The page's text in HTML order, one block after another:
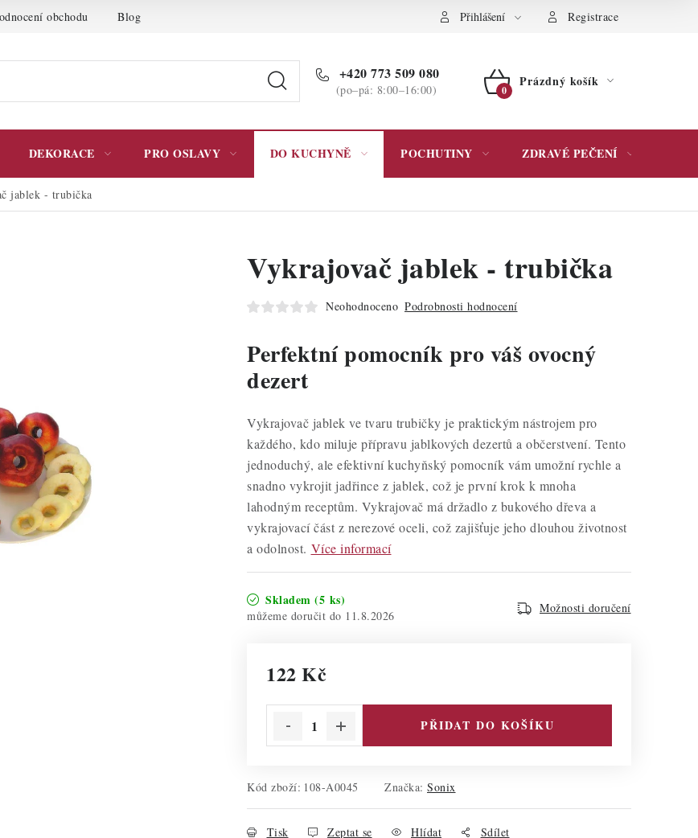
obchodu Blog Podmínky ochrany osobních údajů Přihlášení Registrace
+420 773 509 080
(po–pá: 8:00–16:00)
NÁKUPNÍ
Prázdný košík
DEKORACE PRO OSLAVY DO KUCHYNĚ POCHUTINY ZDRAVÉ PEČENÍ
jablek - trubička
Vykrajovač jablek - trubička
Neohodnoceno Podrobnosti hodnocení
Perfektní pomocník pro váš ovocný
dezert
Vykrajovač jablek ve tvaru trubičky je praktickým nástrojem pro
každého, kdo miluje přípravu jablkových dezertů a občerstvení. Tento
jednoduchý, ale efektivní kuchyňský pomocník vám umožní rychle a
snadno vykrojit jadřince z jablek, což je první krok k mnoha
lahodným receptům. Vykrajovač má držadlo z bukového dřeva a
vykrajovací část z nerezové oceli, což zajišťuje jeho dlouhou životnost
a odolnost. Více informací
Skladem (5 ks)
11.8.2026
Možnosti doručení
122 Kč
PŘIDAT DO KOŠÍKU
Kód zboží: 108-A0045 Značka: Sonix
Tisk Zeptat se Hlídat Sdílet